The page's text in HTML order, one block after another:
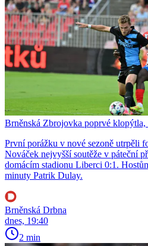
Brněnská Zbrojovka poprvé klopýtla,
První porážku v nové sezoně utrpěli
Nováček nejvyšší soutěže v páteční
domácím stadionu Liberci 0:1.
minuty Patrik Dulay.
Brněnská Drbna
dnes, 19:40
2 min